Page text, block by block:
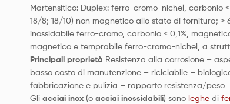
Martensitico: Duplex: ferro-cromo-nichel, carbonio <
18/8; 18/10) non magnetico allo stato di fornitura; >
inossidabile ferro-cromo, carbonio < 0,1%,
magnetico e temprabile ferro-cromo-nichel, a
Principali proprietà Resistenza alla corrosione –
basso costo di manutenzione – riciclabile –
fabbricazione e pulizia – rapporto resistenza/peso
Gli acciai inox(o acciai inossidabili) sono leghedi